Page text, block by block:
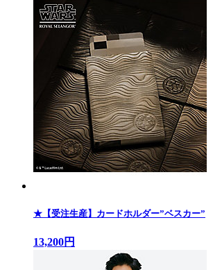
★【受注生産】カードホルダー”ベスカー”
13,200円